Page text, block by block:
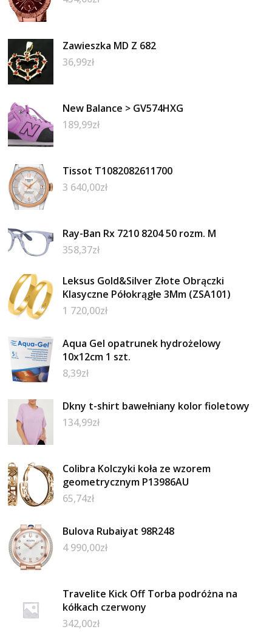
Zawieszka MD Z 682
36,99zł
New Balance > GV574HXG
189,99zł
Tissot T1082082611700
3 640,00zł
Ray-Ban Rx 7210 8204 50 rozm. M
358,37zł
Leksus Gold&Silver Złote Obrączki
Klasyczne Półokrągłe 3Mm (ZSA101)
1 720,00zł
Aqua Gel opatrunek hydrożelowy
10x12cm 1 szt.
8,39zł
Dkny t-shirt bawełniany kolor fioletowy
134,99zł
Colibra Kolczyki koła ze wzorem
geometrycznym P13986AU
65,74zł
Bulova Rubaiyat 98R248
4 990,00zł
Travelite Kick Off Torba podróżna na
kółkach czerwony
342,00zł